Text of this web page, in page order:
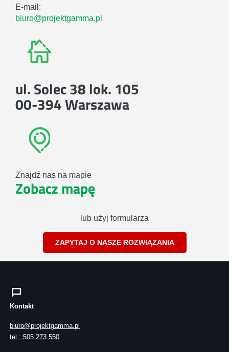
E-mail:
biuro@projektgamma.pl
ul. Solec 38 lok. 105
00-394 Warszawa
Znajdź nas na mapie
Zobacz mapę
lub użyj formularza
ZAPYTAJ O NASZE ROZWIĄZANIA
Kontakt
biuro@projektgamma.pl
tel.: 505 273 550